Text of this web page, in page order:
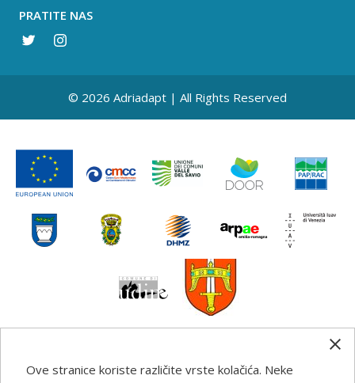
PRATITE NAS
© 2026 Adriadapt | All Rights Reserved
Any information, good practice guidance and
Ove stranice koriste različite vrste kolačića. Neke